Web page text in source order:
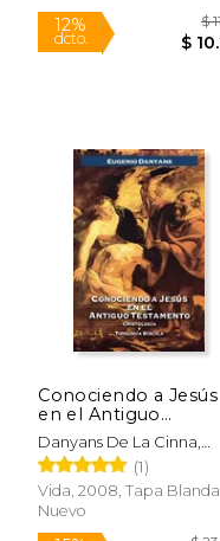
Conociendo a Jesús
en el Antiguo
Testamento
Danyans De La Cinna,
Eugenio
(1)
Vida, 2008, Tapa Blanda,
Nuevo